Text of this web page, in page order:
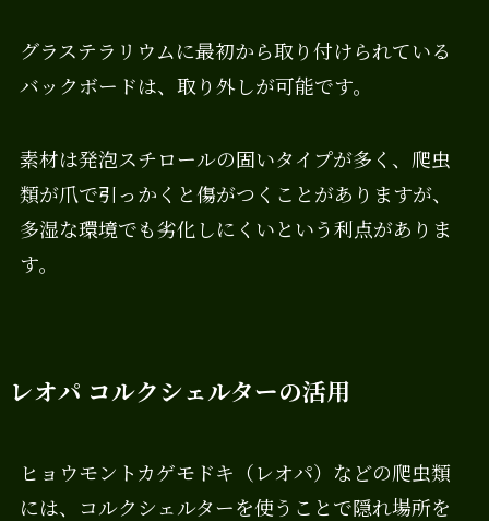
グラステラリウムに最初から取り付けられている
バックボードは、取り外しが可能です。
素材は発泡スチロールの固いタイプが多く、爬虫
類が爪で引っかくと傷がつくことがありますが、
多湿な環境でも劣化しにくいという利点がありま
す。
レオパ コルクシェルターの活用
ヒョウモントカゲモドキ（レオパ）などの爬虫類
には、コルクシェルターを使うことで隠れ場所を